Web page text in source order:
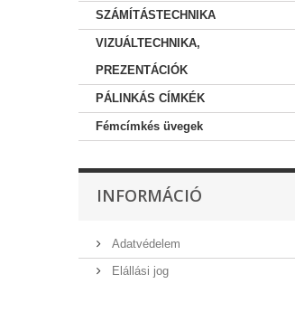
SZÁMÍTÁSTECHNIKA
VIZUÁLTECHNIKA,
PREZENTÁCIÓK
PÁLINKÁS CÍMKÉK
Fémcímkés üvegek
INFORMÁCIÓ
Adatvédelem
Elállási jog